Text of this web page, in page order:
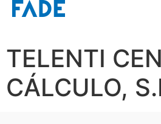
TELENTI
CÁLCULO,